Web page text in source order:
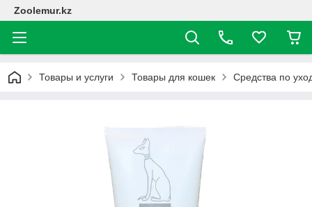
Zoolemur.kz
Товары и услуги Товары для кошек Средства по